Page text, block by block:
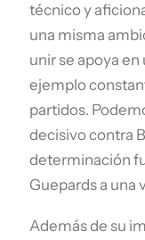
técnico y
una misma
unir se apoya
ejemplo
partidos.
decisivo contra
determinación
Guepards a una
Además de su